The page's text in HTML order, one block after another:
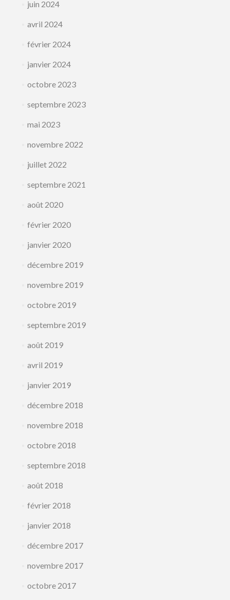
juin 2024
avril 2024
février 2024
janvier 2024
octobre 2023
septembre 2023
mai 2023
novembre 2022
juillet 2022
septembre 2021
août 2020
février 2020
janvier 2020
décembre 2019
novembre 2019
octobre 2019
septembre 2019
août 2019
avril 2019
janvier 2019
décembre 2018
novembre 2018
octobre 2018
septembre 2018
août 2018
février 2018
janvier 2018
décembre 2017
novembre 2017
octobre 2017